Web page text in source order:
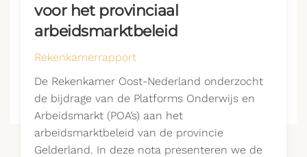
voor het provinciaal
arbeidsmarktbeleid
Rekenkamerrapport
De Rekenkamer Oost-Nederland onderzocht
de bijdrage van de Platforms Onderwijs en
Arbeidsmarkt (POA’s) aan het
arbeidsmarktbeleid van de provincie
Gelderland. In deze nota presenteren we de